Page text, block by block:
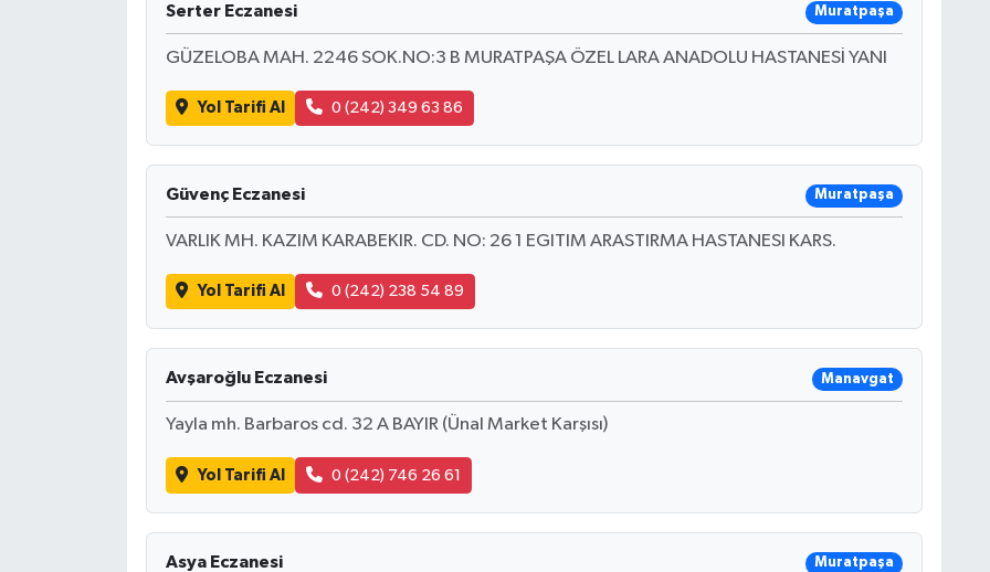
Serter Eczanesi Muratpaşa
GÜZELOBA MAH. 2246 SOK.NO:3 B MURATPAŞA ÖZEL LARA ANADOLU HASTANESİ YANI
Yol Tarifi Al 0 (242) 349 63 86
Güvenç Eczanesi Muratpaşa
VARLIK MH. KAZIM KARABEKIR. CD. NO: 26 1 EGITIM ARASTIRMA HASTANESI KARS.
Yol Tarifi Al 0 (242) 238 54 89
Avşaroğlu Eczanesi Manavgat
Yayla mh. Barbaros cd. 32 A BAYIR (Ünal Market Karşısı)
Yol Tarifi Al 0 (242) 746 26 61
Asya Eczanesi Muratpaşa